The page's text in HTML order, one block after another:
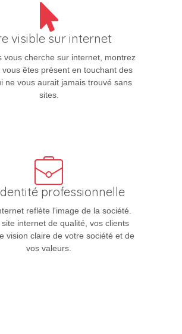
visible sur internet
vous cherche sur internet, montrez
vous êtes présent en touchant des
ne vous aurait jamais trouvé sans
sites.
professionnelle
reflète l'image de la société.
internet de qualité, vos clients
vision claire de votre société et de
vos valeurs.